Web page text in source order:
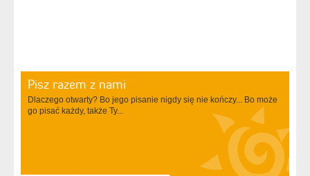
Pisz razem z nami
Dlaczego otwarty? Bo jego pisanie nigdy się nie kończy... Bo może
go pisać każdy, także Ty...